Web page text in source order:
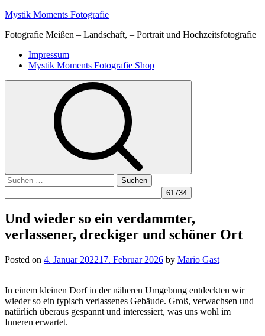
Skip
content
Mystik Moments Fotografie
Fotografie Meißen – Landschaft, – Portrait und Hochzeitsfotografie
Primary
Menu
Impressum
Mystik Moments Fotografie Shop
Suchen
nach:
Und wieder so ein verdammter,
verlassener, dreckiger und schöner Ort
Posted on 4. Januar 202217. Februar 2026 by Mario Gast
In einem kleinen Dorf in der näheren Umgebung entdeckten wir
wieder so ein typisch verlassenes Gebäude. Groß, verwachsen und
natürlich überaus gespannt und interessiert, was uns wohl im
Inneren erwartet.